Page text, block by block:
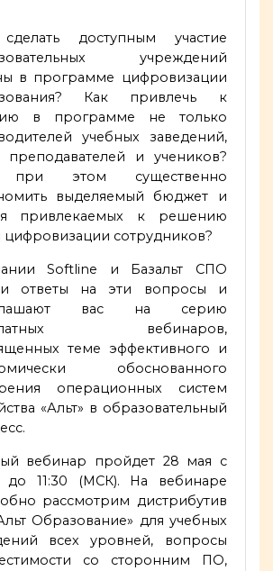
доступным участие
учреждений
в программе цифровизации
Как привлечь к
в программе не только
учебных заведений,
и учеников?
при этом существенно
выделяемый бюджет и
привлекаемых к решению
цифровизации сотрудников?
Softline и Базальт СПО
ответы на эти вопросы и
вас на серию
вебинаров,
теме эффективного и
обоснованного
операционных систем
«Альт» в образовательный
вебинар пройдет 28 мая с
до 11:30 (МСК). На вебинаре
рассмотрим дистрибутив
Образование» для учебных
всех уровней, вопросы
со сторонним ПО,